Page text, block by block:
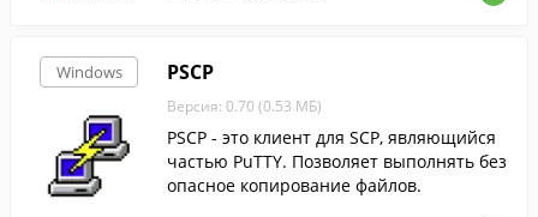
Windows PSCP
Версия: 0.70 (0.53 МБ)
PSCP - это клиент для SCP, являющийся
частью PuTTY. Позволяет выполнять без
опасное копирование файлов.